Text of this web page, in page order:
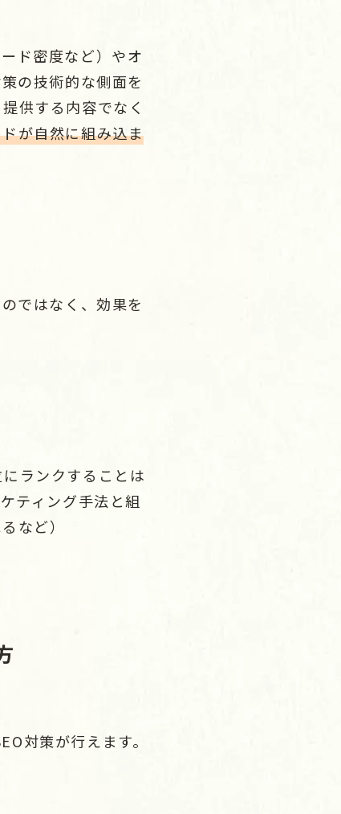
ド密度など）やオ
の技術的な側面を
供する内容でなく
が自然に組み込ま
ではなく、効果を
ランクすることは
ティング手法と組
など）
対策が行えます。